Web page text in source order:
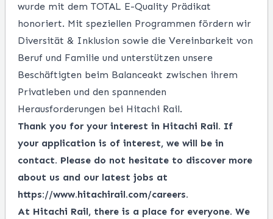
wurde mit dem TOTAL E-Quality Prädikat
honoriert. Mit speziellen Programmen fördern wir
Diversität & Inklusion sowie die Vereinbarkeit von
Beruf und Familie und unterstützen unsere
Beschäftigten beim Balanceakt zwischen ihrem
Privatleben und den spannenden
Herausforderungen bei Hitachi Rail.
Thank you for your interest in Hitachi Rail. If
your application is of interest, we will be in
contact. Please do not hesitate to discover more
about us and our latest jobs at
https://www.hitachirail.com/careers.
At Hitachi Rail, there is a place for everyone. We